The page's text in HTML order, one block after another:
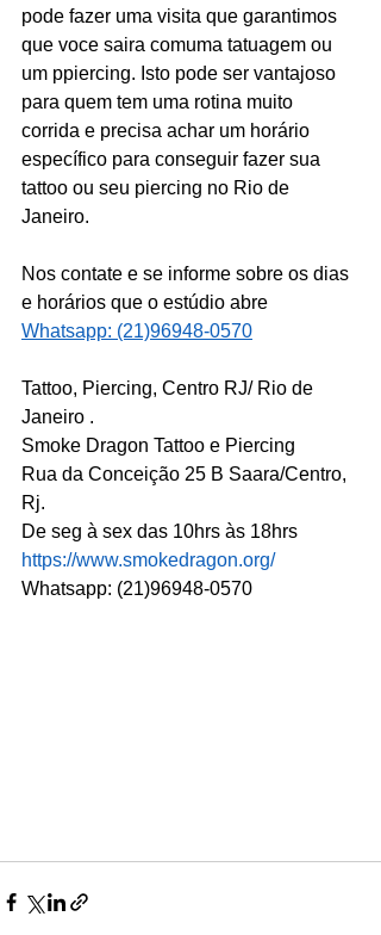
pode fazer uma visita que garantimos
que voce saira comuma tatuagem ou
um ppiercing. Isto pode ser vantajoso
para quem tem uma rotina muito
corrida e precisa achar um horário
específico para conseguir fazer sua
tattoo ou seu piercing no Rio de
Janeiro.
Nos contate e se informe sobre os dias
e horários que o estúdio abre
Whatsapp: (21)96948-0570
Tattoo, Piercing, Centro RJ/ Rio de
Janeiro .
Smoke Dragon Tattoo e Piercing
Rua da Conceição 25 B Saara/Centro,
Rj.
De seg à sex das 10hrs às 18hrs
https://www.smokedragon.org/
Whatsapp: (21)96948-0570